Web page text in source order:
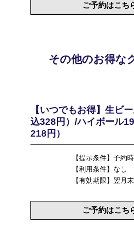
ご予約はこち
その他のお得な
【いつでもお得】生ビ
込328円）/ハイボール
218円）
【提示条件】予約時
【利用条件】なし
【有効期限】翌月
ご予約はこち